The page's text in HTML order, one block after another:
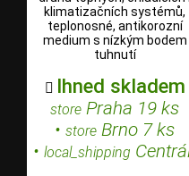
klimatizačních systémů,
teplonosné, antikorozní
medium s nízkým bodem
tuhnutí
 Ihned skladem
store Praha 19 ks
• store Brno 7 ks
• local_shipping